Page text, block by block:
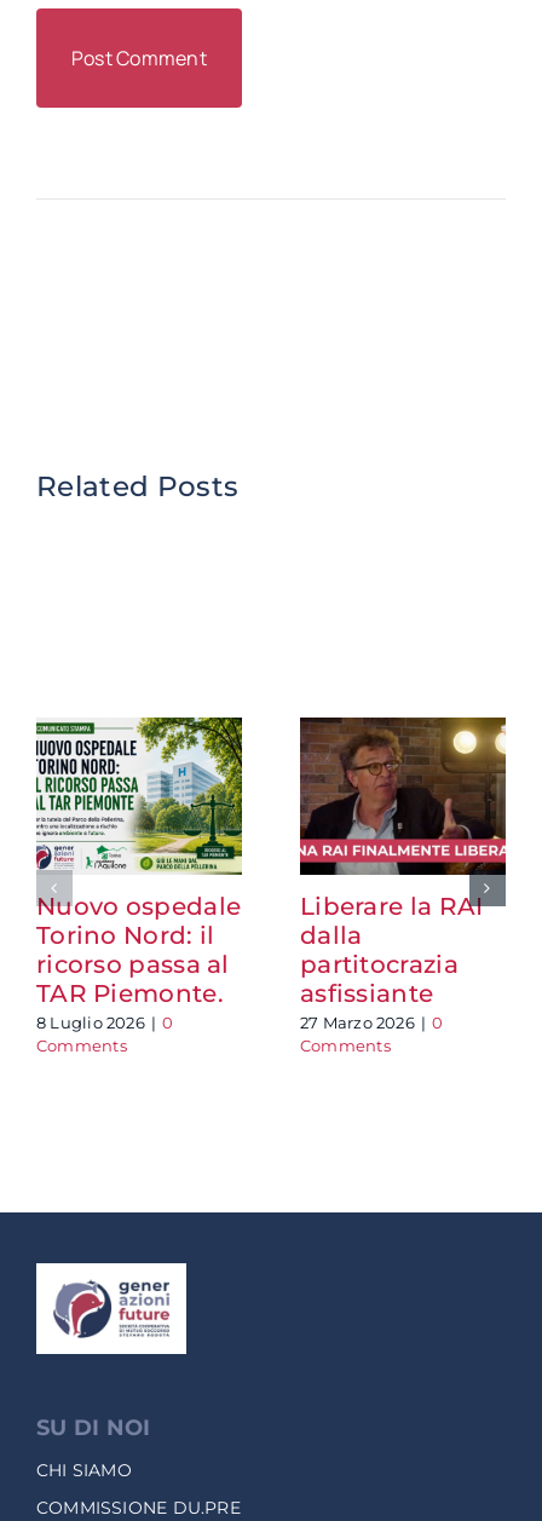
Related Posts
Nuovo ospedale
Torino Nord: il
ricorso passa al
TAR Piemonte.
8 Luglio 2026 | 0
Comments
Liberare la RAI
dalla
partitocrazia
asfissiante
27 Marzo 2026 | 0
Comments
SU DI NOI
CHI SIAMO
COMMISSIONE DU.PRE